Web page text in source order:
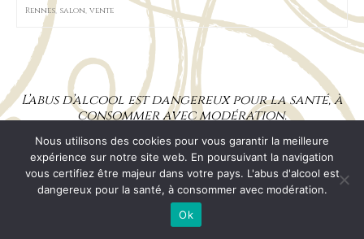
Rennes, salon, vente
L’abus d’alcool est dangereux pour la santé, à
consommer avec modération.
Mentions Légales CGV RGPD Plan de site
© 2026 Champagne Pascal MACHET
Nous utilisons des cookies pour vous garantir la meilleure
expérience sur notre site web. En poursuivant la navigation
vous certifiez être majeur dans votre pays. L'abus d'alcool est
dangereux pour la santé, à consommer avec modération.
Ok